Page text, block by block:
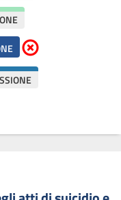
Elimina parametri di